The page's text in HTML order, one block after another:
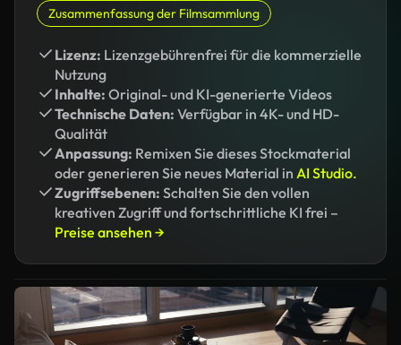
Zusammenfassung der Filmsammlung
Lizenz: Lizenzgebührenfrei für die kommerzielle
Nutzung
Inhalte: Original- und KI-generierte Videos
Technische Daten: Verfügbar in 4K- und HD-
Qualität
Anpassung: Remixen Sie dieses Stockmaterial
oder generieren Sie neues Material in AI Studio.
Zugriffsebenen: Schalten Sie den vollen
kreativen Zugriff und fortschrittliche KI frei –
Preise ansehen →